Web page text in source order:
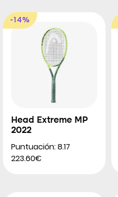
-14%
Head Extreme MP
2022
Puntuación: 8.17
223.60€